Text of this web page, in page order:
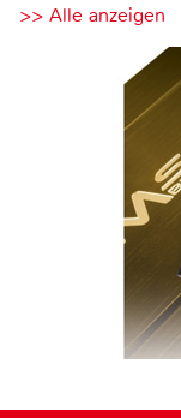
>> Alle anzeigen